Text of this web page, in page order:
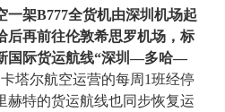
一架B777全货机由深圳机场起
后再前往伦敦希思罗机场，标
国际货运航线“深圳—多哈—
塔尔航空运营的每周1班经停
赫特的货运航线也同步恢复运